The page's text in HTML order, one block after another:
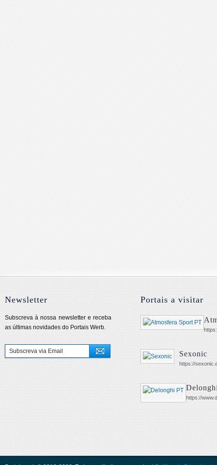
Newsletter
Subscreva à nossa newsletter e receba
as últimas novidades do Portais Werb.
Portais a visitar
Sexonic
https://
https://